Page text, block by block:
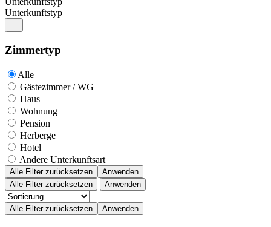
Unterkunftstyp
Zimmertyp
Alle
Gästezimmer / WG
Haus
Wohnung
Pension
Herberge
Hotel
Andere Unterkunftsart
Alle Filter zurücksetzen
Anwenden
Alle Filter zurücksetzen
Anwenden